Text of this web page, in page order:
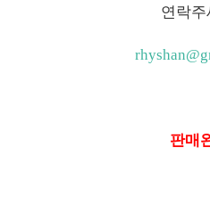
연락주
판매